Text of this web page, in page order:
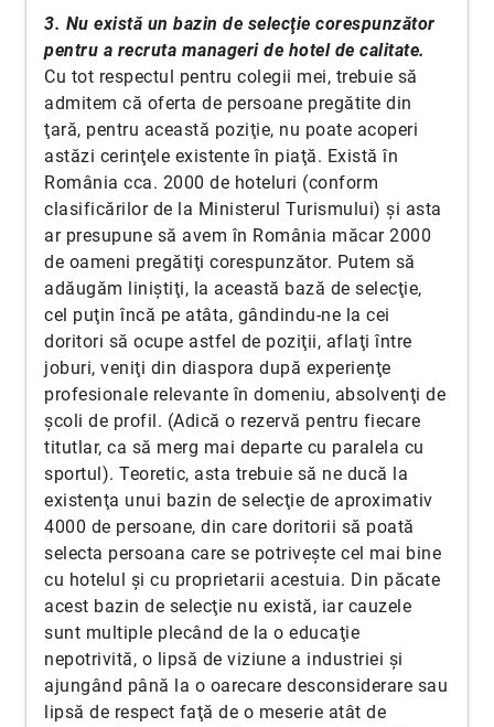
3. Nu există un bazin de selecţie corespunzător
pentru a recruta manageri de hotel de calitate.
Cu tot respectul pentru colegii mei, trebuie să
admitem că oferta de persoane pregătite din
ţară, pentru această poziţie, nu poate acoperi
astăzi cerinţele existente în piaţă. Există în
România cca. 2000 de hoteluri (conform
clasificărilor de la Ministerul Turismului) şi asta
ar presupune să avem în România măcar 2000
de oameni pregătiţi corespunzător. Putem să
adăugăm liniştiţi, la această bază de selecţie,
cel puţin încă pe atâta, gândindu-ne la cei
doritori să ocupe astfel de poziţii, aflaţi între
joburi, veniţi din diaspora după experienţe
profesionale relevante în domeniu, absolvenţi de
şcoli de profil. (Adică o rezervă pentru fiecare
titutlar, ca să merg mai departe cu paralela cu
sportul). Teoretic, asta trebuie să ne ducă la
existenţa unui bazin de selecţie de aproximativ
4000 de persoane, din care doritorii să poată
selecta persoana care se potriveşte cel mai bine
cu hotelul şi cu proprietarii acestuia. Din păcate
acest bazin de selecţie nu există, iar cauzele
sunt multiple plecând de la o educaţie
nepotrivită, o lipsă de viziune a industriei şi
ajungând până la o oarecare desconsiderare sau
lipsă de respect faţă de o meserie atât de